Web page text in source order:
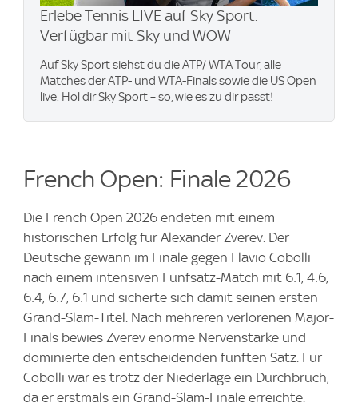
Erlebe Tennis LIVE auf Sky Sport.
Verfügbar mit Sky und WOW
Auf Sky Sport siehst du die ATP/ WTA Tour, alle
Matches der ATP- und WTA-Finals sowie die US Open
live. Hol dir Sky Sport – so, wie es zu dir passt!
French Open: Finale 2026
Die French Open 2026 endeten mit einem
historischen Erfolg für Alexander Zverev. Der
Deutsche gewann im Finale gegen Flavio Cobolli
nach einem intensiven Fünfsatz-Match mit 6:1, 4:6,
6:4, 6:7, 6:1 und sicherte sich damit seinen ersten
Grand-Slam-Titel. Nach mehreren verlorenen Major-
Finals bewies Zverev enorme Nervenstärke und
dominierte den entscheidenden fünften Satz. Für
Cobolli war es trotz der Niederlage ein Durchbruch,
da er erstmals ein Grand-Slam-Finale erreichte.